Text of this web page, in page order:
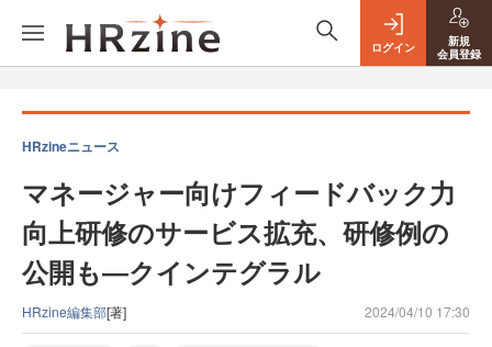
ログイン
新規
会員登録
HRzineニュース
マネージャー向けフィードバック力
向上研修のサービス拡充、研修例の
公開も―クインテグラル
HRzine編集部[著] 2024/04/10 17:30